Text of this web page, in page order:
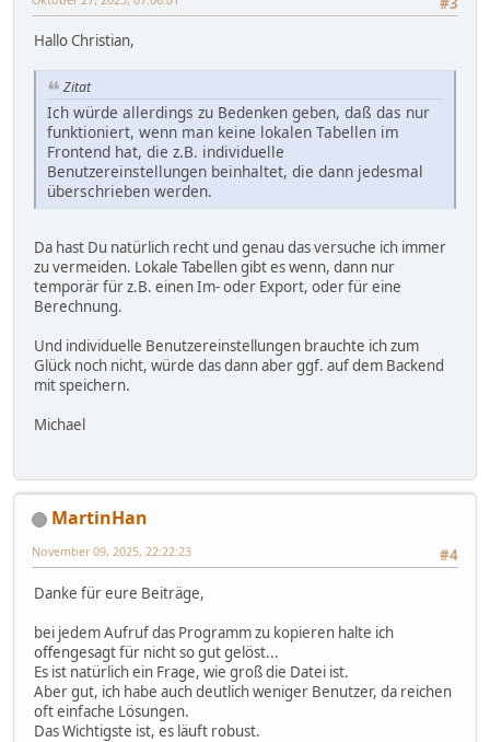
Hallo Christian,
Zitat
Ich würde allerdings zu Bedenken geben, daß das nur
funktioniert, wenn man keine lokalen Tabellen im
Frontend hat, die z.B. individuelle
Benutzereinstellungen beinhaltet, die dann jedesmal
überschrieben werden.
Da hast Du natürlich recht und genau das versuche ich immer
zu vermeiden. Lokale Tabellen gibt es wenn, dann nur
temporär für z.B. einen Im- oder Export, oder für eine
Berechnung.
Und individuelle Benutzereinstellungen brauchte ich zum
Glück noch nicht, würde das dann aber ggf. auf dem Backend
mit speichern.
Michael
MartinHan
#4
November 09, 2025, 22:22:23
Danke für eure Beiträge,
bei jedem Aufruf das Programm zu kopieren halte ich
offengesagt für nicht so gut gelöst...
Es ist natürlich ein Frage, wie groß die Datei ist.
Aber gut, ich habe auch deutlich weniger Benutzer, da reichen
oft einfache Lösungen.
Das Wichtigste ist, es läuft robust.